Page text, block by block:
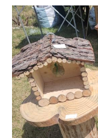
Ameublement,
intérieure et
aluminium, volets
décorations en